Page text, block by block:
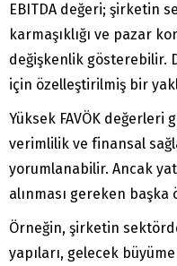
EBITDA değeri; şirketin
karmaşıklığı ve pazar
değişkenlik gösterebilir.
için özelleştirilmiş bir
Yüksek FAVÖK değerleri
verimlilik ve finansal
yorumlanabilir. Ancak
alınması gereken
Örneğin, şirketin
yapıları, gelecek